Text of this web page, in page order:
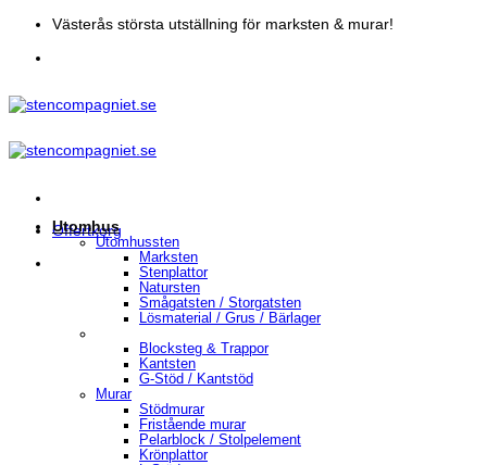
Skip
content
Västerås största utställning för marksten & murar!
Offertkorg
Utomhus
Utomhussten
Marksten
Stenplattor
Natursten
Smågatsten / Storgatsten
Lösmaterial / Grus / Bärlager
Blocksteg & Trappor
Kantsten
G-Stöd / Kantstöd
Murar
Stödmurar
Fristående murar
Pelarblock / Stolpelement
Krönplattor